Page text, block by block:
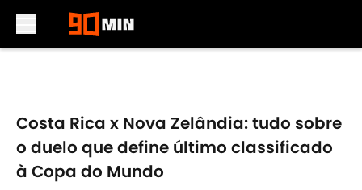
Costa Rica x Nova Zelândia: tudo sobre
o duelo que define último classificado
à Copa do Mundo